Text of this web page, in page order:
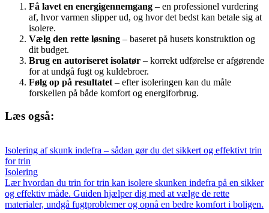
Få lavet en energigennemgang – en professionel vurdering
af, hvor varmen slipper ud, og hvor det bedst kan betale sig at
isolere.
Vælg den rette løsning – baseret på husets konstruktion og
dit budget.
Brug en autoriseret isolatør – korrekt udførelse er afgørende
for at undgå fugt og kuldebroer.
Følg op på resultatet – efter isoleringen kan du måle
forskellen på både komfort og energiforbrug.
Læs også:
Isolering af skunk indefra – sådan gør du det sikkert og effektivt trin
for trin
Isolering
Lær hvordan du trin for trin kan isolere skunken indefra på en sikker
og effektiv måde. Guiden hjælper dig med at vælge de rette
materialer, undgå fugtproblemer og opnå en bedre komfort i boligen.